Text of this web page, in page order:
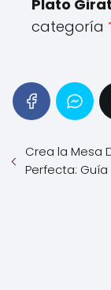
Plato
categoría
Crea la Mesa
Perfecta: Guía